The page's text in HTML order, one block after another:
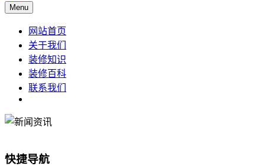
Menu
网站首页
关于我们
装修知识
装修百科
联系我们
快捷导航